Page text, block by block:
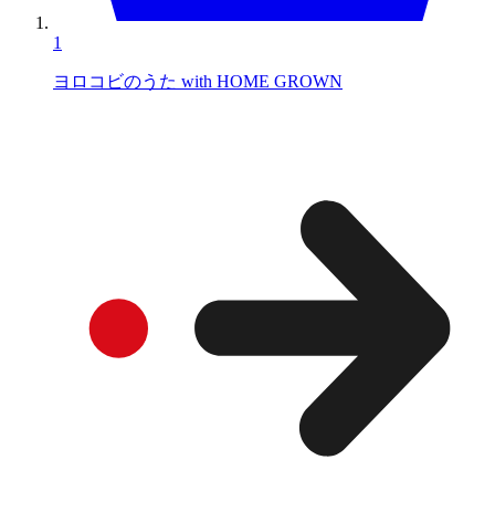
1
ヨロコビのうた with HOME GROWN